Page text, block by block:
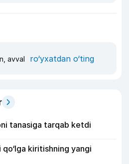
avval ro‘yxatdan o‘ting
tanasiga tarqab ketdi
kiritishning yangi